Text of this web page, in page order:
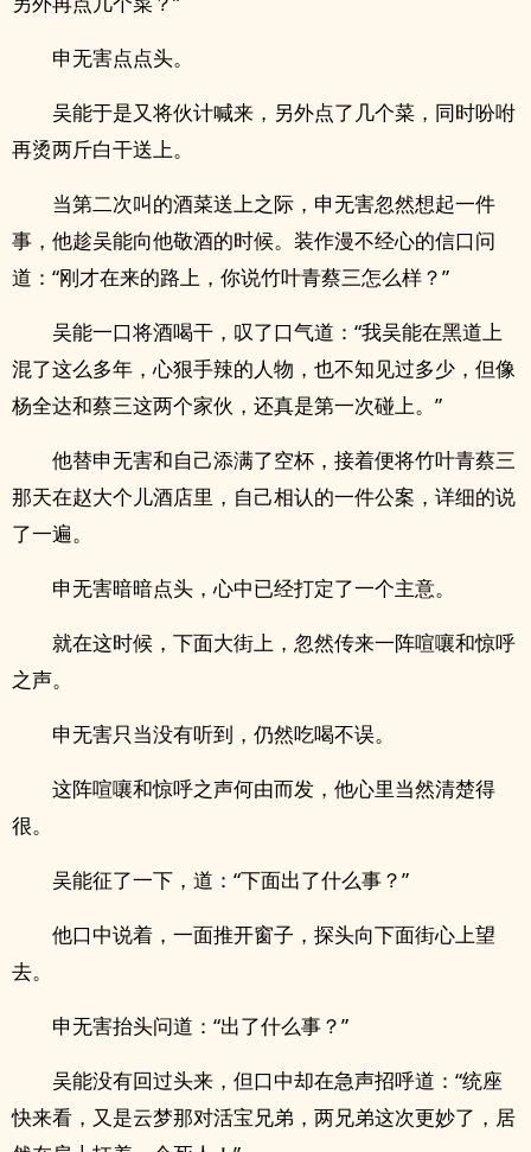
申无害点点头。
吴能于是又将伙计喊来，另外点了几个菜，同时吩咐
再烫两斤白干送上。
当第二次叫的酒菜送上之际，申无害忽然想起一件
事，他趁吴能向他敬酒的时候。装作漫不经心的信口问
道：“刚才在来的路上，你说竹叶青蔡三怎么样？”
吴能一口将酒喝干，叹了口气道：“我吴能在黑道上
混了这么多年，心狠手辣的人物，也不知见过多少，但像
杨全达和蔡三这两个家伙，还真是第一次碰上。”
他替申无害和自己添满了空杯，接着便将竹叶青蔡三
那天在赵大个儿酒店里，自己相认的一件公案，详细的说
了一遍。
申无害暗暗点头，心中已经打定了一个主意。
就在这时候，下面大街上，忽然传来一阵喧嚷和惊呼
之声。
申无害只当没有听到，仍然吃喝不误。
这阵喧嚷和惊呼之声何由而发，他心里当然清楚得
很。
吴能征了一下，道：“下面出了什么事？”
他口中说着，一面推开窗子，探头向下面街心上望
去。
申无害抬头问道：“出了什么事？”
吴能没有回过头来，但口中却在急声招呼道：“统座
快来看，又是云梦那对活宝兄弟，两兄弟这次更妙了，居